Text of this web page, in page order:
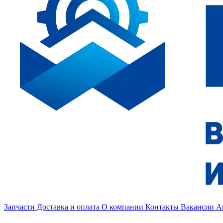
Запчасти Доставка и оплата О компании Контакты Вакансии